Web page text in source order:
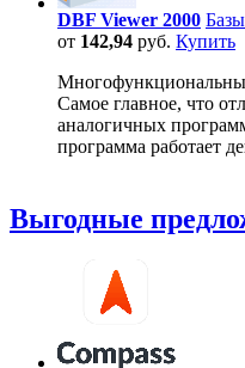
DBF Viewer 2000
от 142,94 руб. Купить
Самое главное, что
аналогичных
программа работает
Выгодные